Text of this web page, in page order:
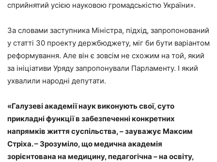
сприйнятий усією науковою громадськістю України».
За словами заступника Міністра, підхід, запропонований
у статті 30 проекту держбюджету, міг би бути варіантом
реформування. Але він є зовсім не схожим на той, який
за ініціативи Уряду запропонували Парламенту. І який
ухвалили народні депутати.
«Галузеві академії наук виконують свої, суто
прикладні функції в забезпеченні конкретних
напрямків життя суспільства, – зауважує Максим
Стріха. – Зрозуміло, що медична академія
зорієнтована на медицину, педагогічна – на освіту,